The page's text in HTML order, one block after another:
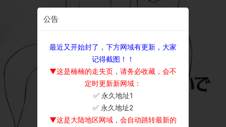
公告
最近又开始封了，下方网域有更新，大家
记得截图！！
▼这是楠楠的走失页，请务必收藏，会不
定时更新新网域：
✅ 永久地址1
✅ 永久地址2
▼这是大陆地区网域，会自动跳转最新的